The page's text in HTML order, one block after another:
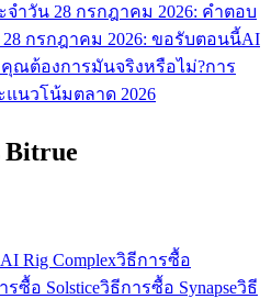
จำวัน 28 กรกฎาคม 2026: คำตอบ
28 กรกฎาคม 2026: ขอรับตอนนี้AI
คุณต้องการมันจริงหรือไม่?การ
นวโน้มตลาด 2026
Rig Complexวิธีการซื้อ
รซื้อ Solsticeวิธีการซื้อ Synapseวิธี